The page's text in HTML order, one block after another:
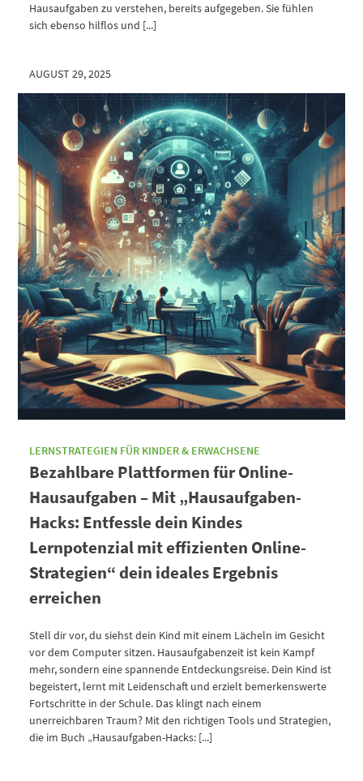
Hausaufgaben zu verstehen, bereits aufgegeben. Sie fühlen
sich ebenso hilflos und [...]
AUGUST 29, 2025
LERNSTRATEGIEN FÜR KINDER & ERWACHSENE
Bezahlbare Plattformen für Online-
Hausaufgaben – Mit „Hausaufgaben-
Hacks: Entfessle dein Kindes
Lernpotenzial mit effizienten Online-
Strategien“ dein ideales Ergebnis
erreichen
Stell dir vor, du siehst dein Kind mit einem Lächeln im Gesicht
vor dem Computer sitzen. Hausaufgabenzeit ist kein Kampf
mehr, sondern eine spannende Entdeckungsreise. Dein Kind ist
begeistert, lernt mit Leidenschaft und erzielt bemerkenswerte
Fortschritte in der Schule. Das klingt nach einem
unerreichbaren Traum? Mit den richtigen Tools und Strategien,
die im Buch „Hausaufgaben-Hacks: [...]